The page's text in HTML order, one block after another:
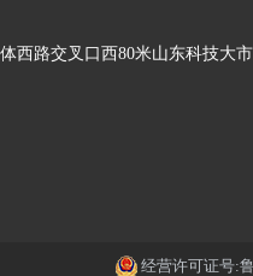
西路交叉口西80米山东科技大
经营许可证号: